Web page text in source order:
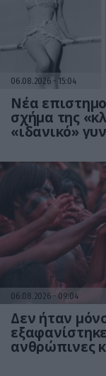
06.08.2026 15:04
Νέα
σχήμα της
«ιδανικό»
06.08.2026 09:04
Δεν ήταν
ανθρώπινες